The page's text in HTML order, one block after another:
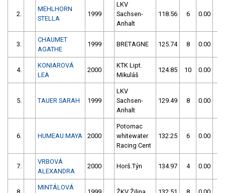
2.
MEHLHORN
STELLA
1999
LKV
Sachsen-
Anhalt
118.56 6 0.00
3.
CHAUMET
AGATHE
1999 BRETAGNE 125.74 8 0.00
4.
KONIAROVÁ
LEA
2000
KTK Lipt.
Mikuláš
124.85 10 0.00
5. TAUER SARAH 1999
LKV
Sachsen-
Anhalt
129.49 8 0.00
6. HUMEAU MAYA 2000
Potomac
whitewater
Racing Cent
132.25 6 0.00
7.
VRBOVÁ
ALEXANDRA
2000 Horš.Týn 134.97 4 0.00
MINTÁLOVÁ